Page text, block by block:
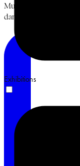
Muhammadiyah, dan
dan Ismail Hamadun.
Exhibitions